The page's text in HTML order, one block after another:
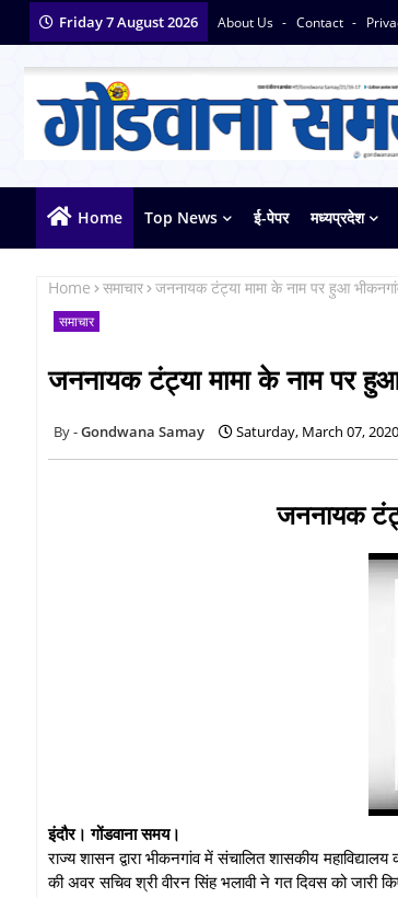
Friday 7 August 2026 About Us Contact
Home Top News ई-पेपर मध्यप्रदेश
Home समाचार जननायक टंट्या मामा के नाम पर हुआ
समाचार
जननायक टंट्या मामा के नाम पर हुआ
Gondwana Samay Saturday, March 07, 2020
जननायक
इंदौर। गोंडवाना समय।
राज्य शासन द्वारा भीकनगांव में संचालित शासकीय
की अवर सचिव श्री वीरन सिंह भलावी ने गत दिवस को जारी